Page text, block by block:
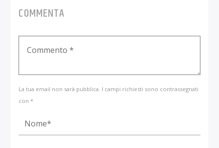
COMMENTA
La tua email non sarà pubblica. I campi richiesti sono contrassegnati
con *